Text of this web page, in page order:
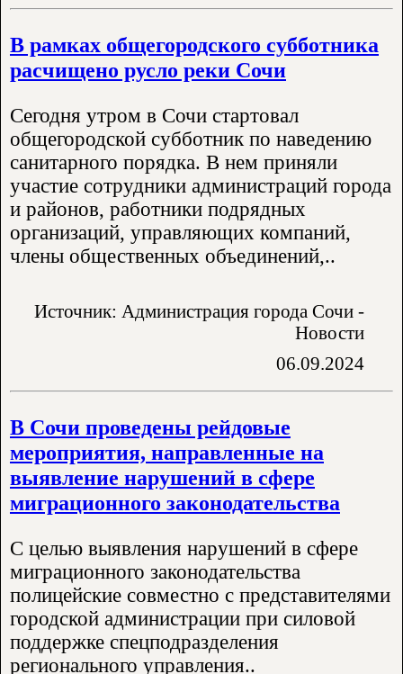
В рамках общегородского субботника
расчищено русло реки Сочи
Сегодня утром в Сочи стартовал
общегородской субботник по наведению
санитарного порядка. В нем приняли
участие сотрудники администраций города
и районов, работники подрядных
организаций, управляющих компаний,
члены общественных объединений,..
Источник: Администрация города Сочи -
Новости
06.09.2024
В Сочи проведены рейдовые
мероприятия, направленные на
выявление нарушений в сфере
миграционного законодательства
С целью выявления нарушений в сфере
миграционного законодательства
полицейские совместно с представителями
городской администрации при силовой
поддержке спецподразделения
регионального управления..